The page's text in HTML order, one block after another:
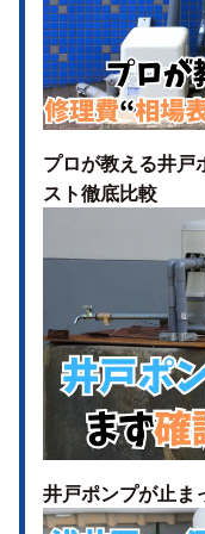
プロが教える井戸
スト徹底比較
井戸ポンプが止ま